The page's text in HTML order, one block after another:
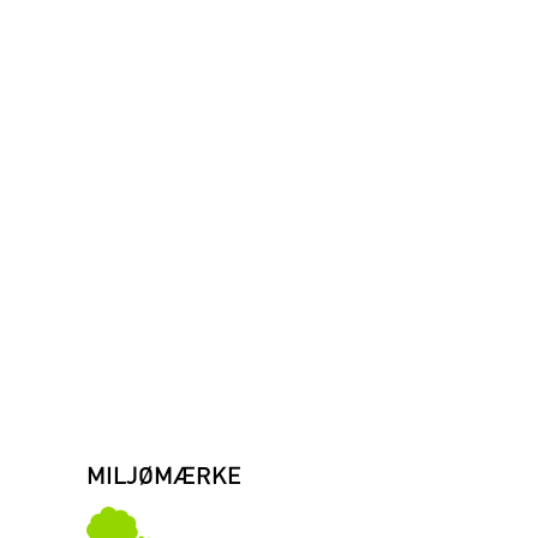
MILJØMÆRKE